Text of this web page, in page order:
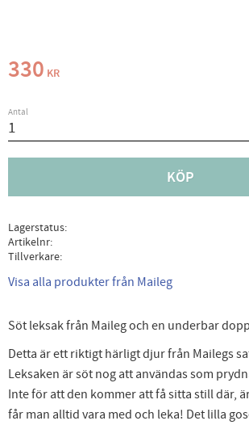
330 KR
Antal
KÖP
Lagerstatus
Artikelnr
Tillverkare
Visa alla produkter från Maileg
Söt leksak från Maileg och en underbar
Detta är ett riktigt härligt djur från Mailegs
Leksaken är söt nog att användas som
Inte för att den kommer att få sitta still där,
får man alltid vara med och leka! Det lilla